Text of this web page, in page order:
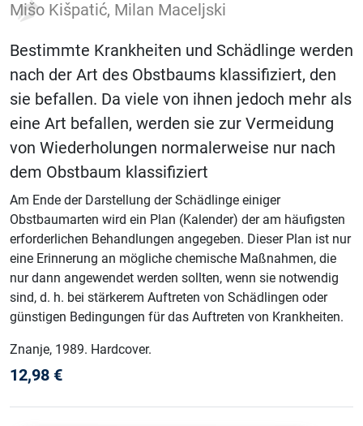
Mišo Kišpatić, Milan Maceljski
Bestimmte Krankheiten und Schädlinge werden
nach der Art des Obstbaums klassifiziert, den
sie befallen. Da viele von ihnen jedoch mehr als
eine Art befallen, werden sie zur Vermeidung
von Wiederholungen normalerweise nur nach
dem Obstbaum klassifiziert
Am Ende der Darstellung der Schädlinge einiger
Obstbaumarten wird ein Plan (Kalender) der am häufigsten
erforderlichen Behandlungen angegeben. Dieser Plan ist nur
eine Erinnerung an mögliche chemische Maßnahmen, die
nur dann angewendet werden sollten, wenn sie notwendig
sind, d. h. bei stärkerem Auftreten von Schädlingen oder
günstigen Bedingungen für das Auftreten von Krankheiten.
Znanje, 1989. Hardcover.
12,98 €